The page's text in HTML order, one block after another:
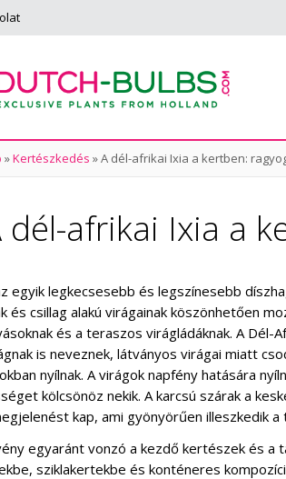
»Kertészkedés »A dél-afrikai Ixia a kertben:
dél-afrikai Ixia a
egyik legkecsesebb és legszínesebb
és csillag alakú virágainak köszönhetően
és a teraszos virágládáknak. A Dél-
is neveznek, látványos virágai miatt
nyílnak. A virágok napfény hatására
kölcsönöz nekik. A karcsú szárak a
kap, ami gyönyörűen illeszkedik
egyaránt vonzó a kezdő kertészek és a
sziklakertekbe és konténeres